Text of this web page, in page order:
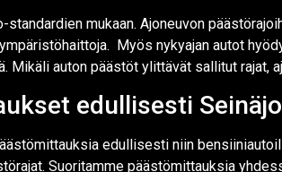
standardien mukaan. Ajoneuvon
Myös nykyajan autot
Mikäli auton päästöt ylittävät sallitut
edullisesti
edullisesti niin
Suoritamme päästömittauksia